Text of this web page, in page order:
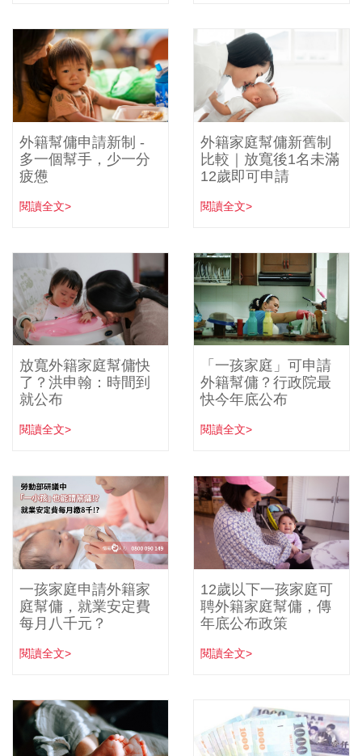
外籍幫傭申請新制 -
多一個幫手，少一分
疲憊
閱讀全文>
外籍家庭幫傭新舊制
比較｜放寬後1名未滿
12歲即可申請
閱讀全文>
放寬外籍家庭幫傭快
了？洪申翰：時間到
就公布
閱讀全文>
「一孩家庭」可申請
外籍幫傭？行政院最
快今年底公布
閱讀全文>
一孩家庭申請外籍家
庭幫傭，就業安定費
每月八千元？
閱讀全文>
12歲以下一孩家庭可
聘外籍家庭幫傭，傳
年底公布政策
閱讀全文>